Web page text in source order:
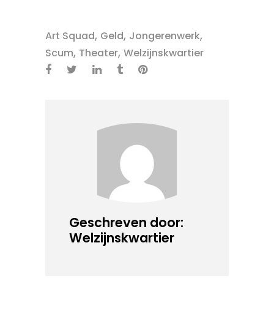
Art Squad, Geld, Jongerenwerk,
Scum, Theater, Welzijnskwartier
Geschreven door:
Welzijnskwartier